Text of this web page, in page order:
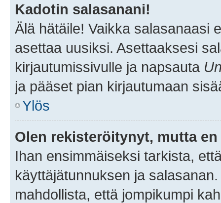
Kadotin salasanani!
Älä hätäile! Vaikka salasanaasi
asettaa uusiksi. Asettaaksesi
kirjautumissivulle ja napsauta
ja pääset pian kirjautumaan
Ylös
Olen rekisteröitynyt, mutta
Ihan ensimmäiseksi tarkista,
käyttäjätunnuksen ja
mahdollista, että jompikumpi